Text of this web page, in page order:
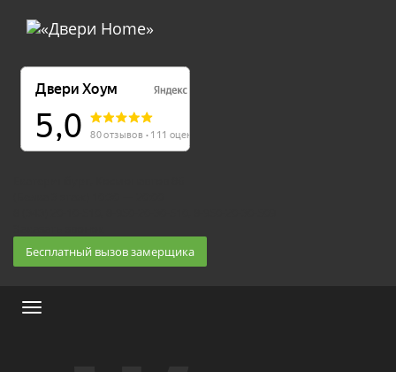
Бесплатный вызов замерщика
Меню